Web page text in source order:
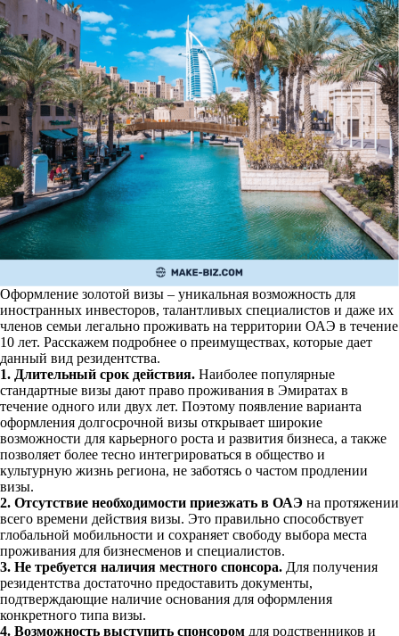
Оформление золотой визы – уникальная возможность для
иностранных инвесторов, талантливых специалистов и даже их
членов семьи легально проживать на территории ОАЭ в течение
10 лет. Расскажем подробнее о преимуществах, которые дает
данный вид резидентства.
1. Длительный срок действия. Наиболее популярные
стандартные визы дают право проживания в Эмиратах в
течение одного или двух лет. Поэтому появление варианта
оформления долгосрочной визы открывает широкие
возможности для карьерного роста и развития бизнеса, а также
позволяет более тесно интегрироваться в общество и
культурную жизнь региона, не заботясь о частом продлении
визы.
2. Отсутствие необходимости приезжать в ОАЭ на протяжении
всего времени действия визы. Это правильно способствует
глобальной мобильности и сохраняет свободу выбора места
проживания для бизнесменов и специалистов.
3. Не требуется наличия местного спонсора. Для получения
резидентства достаточно предоставить документы,
подтверждающие наличие основания для оформления
конкретного типа визы.
4. Возможность выступить спонсором для родственников и